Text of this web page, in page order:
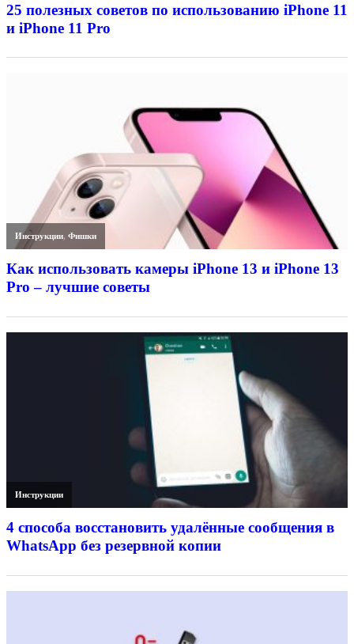
25 полезных советов по использованию iPhone 11
и iPhone 11 Pro
Инструкции,Фишки
Как использовать камеры iPhone 13 и iPhone 13
Pro – лучшие советы
Инструкции
4 способа восстановить удалённые сообщения в
WhatsApp без резервной копии